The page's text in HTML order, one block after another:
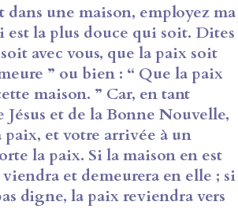
une maison, employez ma
est la plus douce qui soit. Dites
avec vous, que la paix soit
” ou bien : “ Que la paix
maison. ” Car, en tant
Jésus et de la Bonne Nouvelle,
paix, et votre arrivée à un
la paix. Si la maison en est
et demeurera en elle ; si
digne, la paix reviendra vers